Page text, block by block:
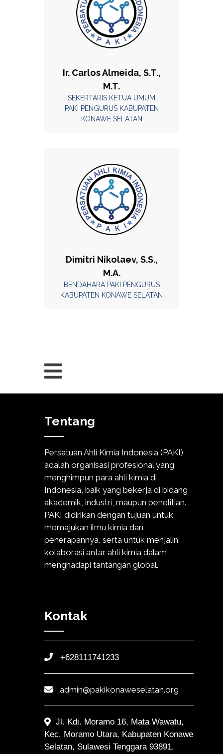
Ir. Carlos Almeida, S.T.,
M.T.
SEKERTARIS KETUA UMUM
PAKI PENGURUS KABUPATEN
KONAWE SELATAN
Dimitri Nikolaev, S.S.,
M.A.
BENDAHARA PAKI PENGURUS
KABUPATEN KONAWE SELATAN
Tentang
Persatuan Ahli Kimia Indonesia (PAKI)
adalah organisasi profesional yang
menghimpun para ahli kimia di
Indonesia, baik yang bekerja di bidang
akademik, industri, maupun penelitian.
PAKI didirikan dengan tujuan untuk
memajukan ilmu kimia dan
penerapannya, serta untuk menjalin
kolaborasi antar ahli kimia dalam
menghadapi tantangan global.
Kontak
+628111741233
admin@pakikonaweselatan.org
Jl. Kdi. Moramo 16, Mata Wawatu,
Kec. Moramo Utara, Kabupaten Konawe
Selatan, Sulawesi Tenggara 93891,